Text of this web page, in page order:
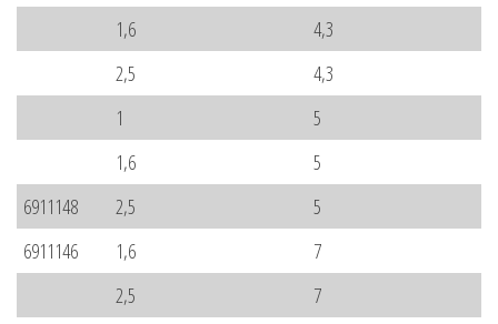
1,6
4,3
2,5
4,3
1
5
1,6
5
6911148
2,5
5
6911146
1,6
7
2,5
7